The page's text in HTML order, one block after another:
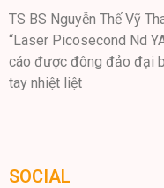
TS BS Nguyễn Thế Vỹ
“Laser Picosecond Nd
cáo được đông đảo đại
tay nhiệt liệt
SOCIAL